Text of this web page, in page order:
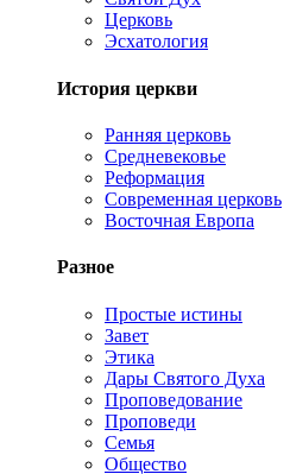
Церковь
Эсхатология
История церкви
Ранняя церковь
Средневековье
Реформация
Современная церковь
Восточная Европа
Разное
Простые истины
Завет
Этика
Дары Святого Духа
Проповедование
Проповеди
Семья
Общество